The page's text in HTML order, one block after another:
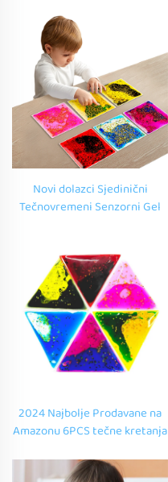
Dizajn Meki Guma Igračke
Novi dolazci Sjedinični
Tečnovremeni Senzorni Gel
Igračke za Djece s Autismom
2024 Najbolje Prodavane na
Amazonu 6PCS tečne kretanja
Savijanje Oblika Igračke Za